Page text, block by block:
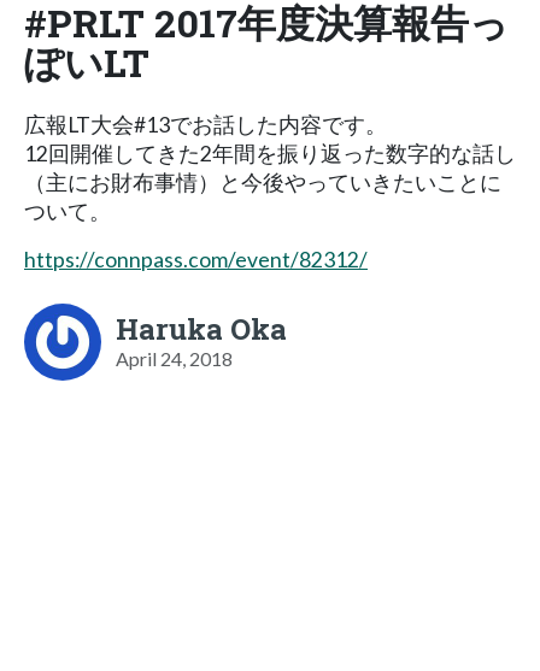
#PRLT 2017年度決算報告っ
ぽいLT
広報LT大会#13でお話した内容です。
12回開催してきた2年間を振り返った数字的な話し
（主にお財布事情）と今後やっていきたいことに
ついて。
https://connpass.com/event/82312/
Haruka Oka
April 24, 2018